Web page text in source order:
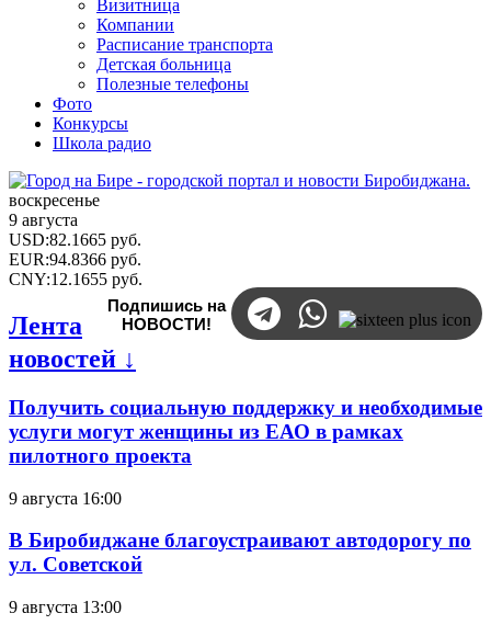
Визитница
Компании
Расписание транспорта
Детская больница
Полезные телефоны
Фото
Конкурсы
Школа радио
воскресенье
9 августа
USD:82.1665 руб.
EUR:94.8366 руб.
CNY:12.1655 руб.
Подпишись на
НОВОСТИ!
Лента
новостей ↓
Получить социальную поддержку и необходимые
услуги могут женщины из ЕАО в рамках
пилотного проекта
9 августа 16:00
В Биробиджане благоустраивают автодорогу по
ул. Советской
9 августа 13:00